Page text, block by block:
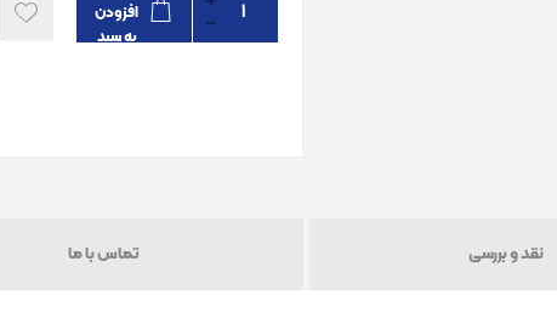
افزودن
به سبد
نقد و بررسی تماس با ما